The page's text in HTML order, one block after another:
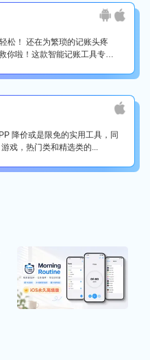
松！ 还在为繁琐的记账头疼
你啦！这款智能记账工具专为
降价或是限免的实用工具，同
戏，热门类和精选类的...